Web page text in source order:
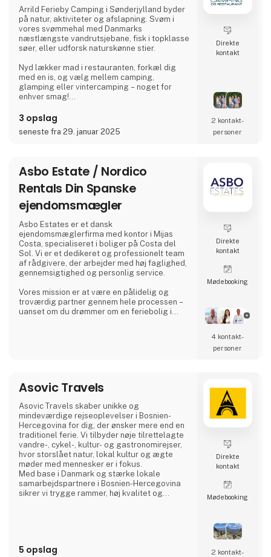
Arrild Ferieby Camping i Sønderjylland byder
på natur, aktiviteter og afslapning. Svøm i
vores svømmehal med Danmarks
næstlængste vandrutsjebane, fisk i topklasse
søer, eller udforsk naturskønne stier.
Nyd lækker mad i restauranten, forkæl dig
med en is, og vælg mellem camping,
glamping eller vintercamping – noget for
enhver smag!
Book din ferie og oplev ægte ferieidyl hos
Arrild Ferieby Camping!
3 opslag
seneste fra 29. januar 2025
Direkte
kontakt
2 kontakt­
personer
Asbo Estate / Nordico
Rentals Din Spanske
ejendomsmægler
Asbo Estates er et dansk
ejendomsmæglerfirma med kontor i Mijas
Costa, specialiseret i boliger på Costa del
Sol. Vi er et dedikeret og professionelt team
af rådgivere, der arbejder med høj faglighed,
gennemsigtighed og personlig service.
Vores mission er at være en pålidelig og
troværdig partner gennem hele processen –
uanset om du drømmer om en feriebolig i
ejendomsbranchen valgte at skabe et
relationer og rådgi
Direkte
kontakt
Møde­booking
4 kontakt­
personer
Asovic Travels
Asovic Travels skaber unikke og
mindeværdige rejseoplevelser i Bosnien-
Hercegovina for dig, der ønsker mere end en
traditionel ferie. Vi tilbyder nøje tilrettelagte
vandre-, cykel-, kultur- og gastronomirejser,
hvor storslået natur, lokal kultur og ægte
møder med mennesker er i fokus.
Med base i Danmark og stærke lokale
samarbejdspartnere i Bosnien-Hercegovina
sikrer vi trygge rammer, høj kvalitet og
5 opslag
Direkte
kontakt
Møde­booking
2 kontakt­